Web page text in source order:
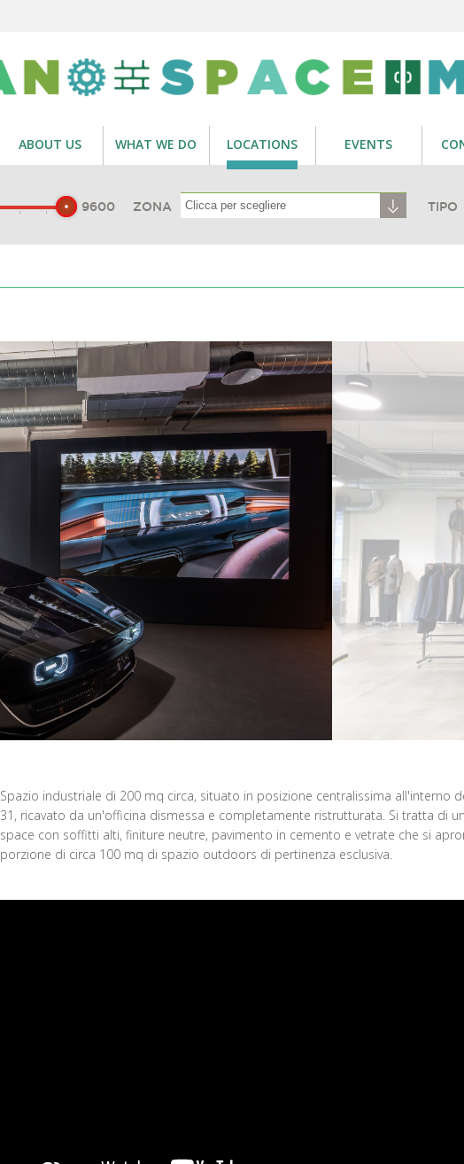
ABOUT US WHAT WE DO LOCATIONS EVENTS
9600 ZONA TIPO
Spazio industriale di 200 mq circa, situato in posizione centralissima all'interno
31, ricavato da un'officina dismessa e completamente ristrutturata. Si tratta di
space con soffitti alti, finiture neutre, pavimento in cemento e vetrate che si
porzione di circa 100 mq di spazio outdoors di pertinenza esclusiva.